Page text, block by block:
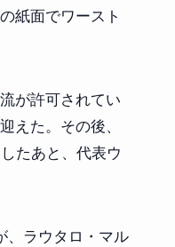
紙面でワースト
が許可されてい
た。その後、
たあと、代表ウ
、ラウタロ・マル